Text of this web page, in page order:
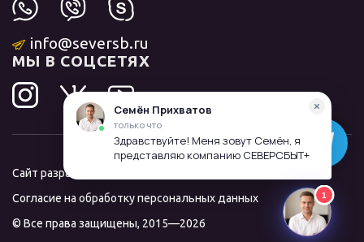
info@seversb.ru
МЫ В СОЦСЕТЯХ
Сайт разработал и продвинул
Согласие на обработку персональных данных
© Все права защищены, 2015—2026